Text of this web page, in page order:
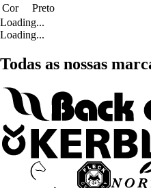
Cor
Preto
Loading...
Loading...
Todas as nossas